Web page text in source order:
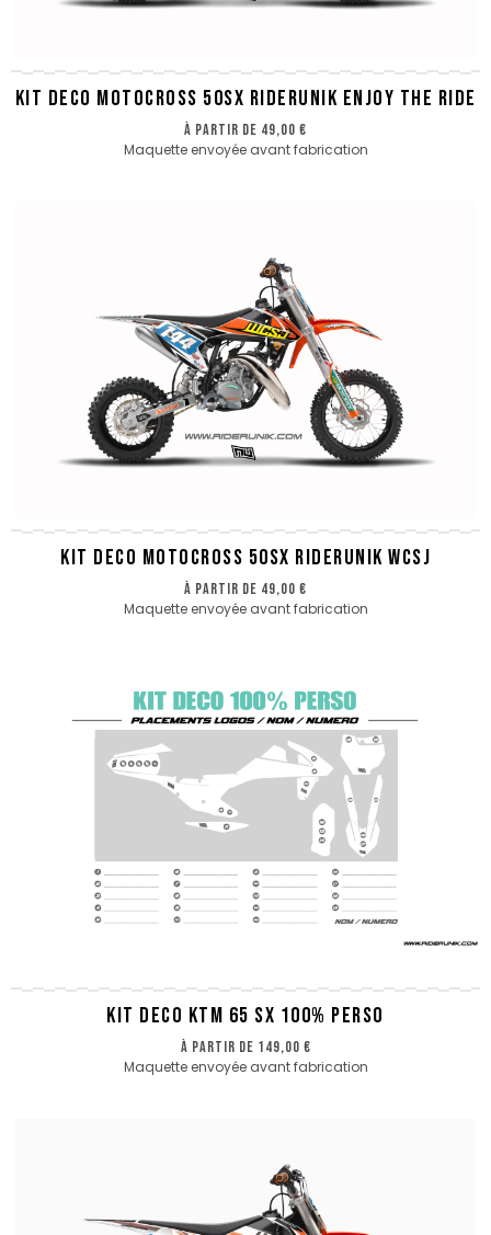
KIT DECO MOTOCROSS 50SX RIDERUNIK ENJOY THE RIDE
à partir de 49,00 €
Maquette envoyée avant fabrication
KIT DECO MOTOCROSS 50SX RIDERUNIK WCSJ
à partir de 49,00 €
Maquette envoyée avant fabrication
KIT DECO KTM 65 SX 100% PERSO
à partir de 149,00 €
Maquette envoyée avant fabrication